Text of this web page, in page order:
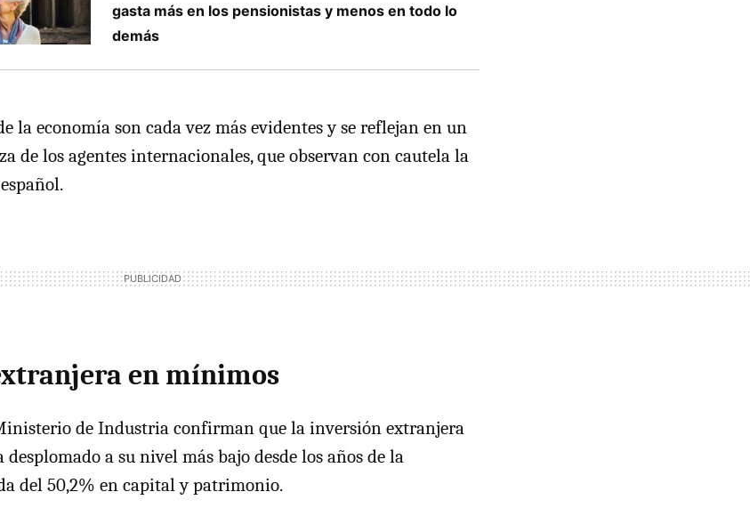
gasta más en los pensionistas y menos en todo lo
demás
la economía son cada vez más evidentes y se reflejan en un
de los agentes internacionales, que observan con cautela la
en mínimos
de Industria confirman que la inversión extranjera
desplomado a su nivel más bajo desde los años de la
del 50,2% en capital y patrimonio.